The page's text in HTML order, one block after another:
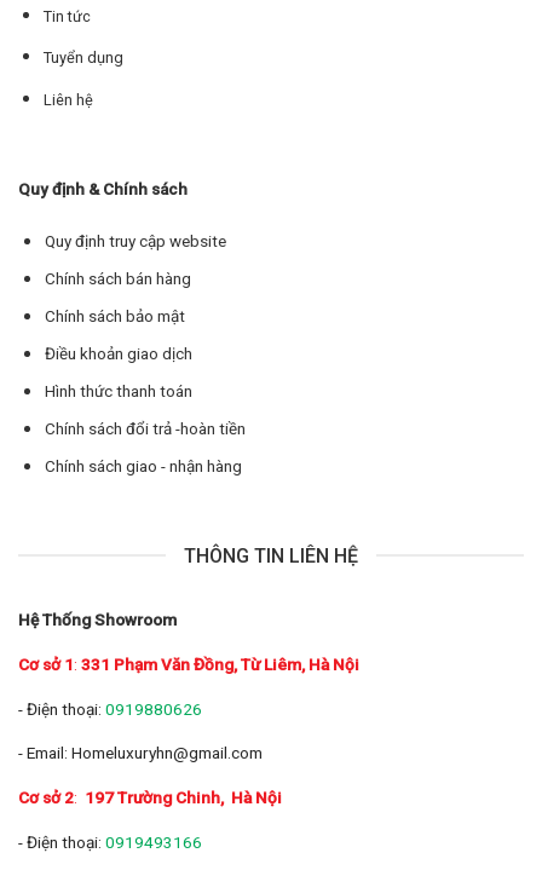
Tin tức
Tuyển dụng
Liên hệ
Quy định & Chính sách
Quy định truy cập website
Chính sách bán hàng
Chính sách bảo mật
Điều khoản giao dịch
Hình thức thanh toán
Chính sách đổi trả -hoàn tiền
Chính sách giao - nhận hàng
THÔNG TIN LIÊN HỆ
Hệ Thống Showroom
Cơ sở 1: 331 Phạm Văn Đồng, Từ Liêm, Hà Nội
- Điện thoại: 0919880626
- Email: Homeluxuryhn@gmail.com
Cơ sở 2: 197 Trường Chinh, Hà Nội
- Điện thoại: 0919493166